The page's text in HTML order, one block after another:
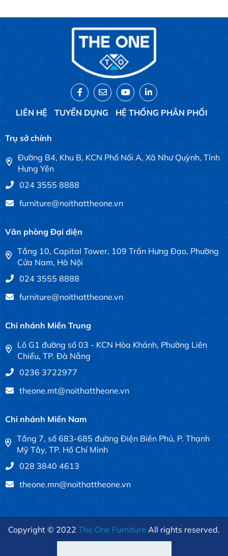
LIÊN HỆ TUYỂN DỤNG HỆ THỐNG PHÂN PHỐI
Trụ sở chính
Đường B4, Khu B, KCN Phố Nối A, Xã Như Quỳnh, Tỉnh
Hưng Yên
024 3555 8888
furniture@noithattheone.vn
Văn phòng Đại diện
Tầng 10, Capital Tower, 109 Trần Hưng Đạo, Phường
Cửa Nam, Hà Nội
024 3555 8888
furniture@noithattheone.vn
Chi nhánh Miền Trung
Lô G1 đường số 03 - KCN Hòa Khánh, Phường Liên
Chiểu, TP. Đà Nẵng
0236 3722977
theone.mt@noithattheone.vn
Chi nhánh Miền Nam
Tầng 7, số 683-685 đường Điện Biên Phủ, P. Thạnh
Mỹ Tây, TP. Hồ Chí Minh
028 3840 4613
theone.mn@noithattheone.vn
Copyright © 2022 The One Furniture All rights reserved.